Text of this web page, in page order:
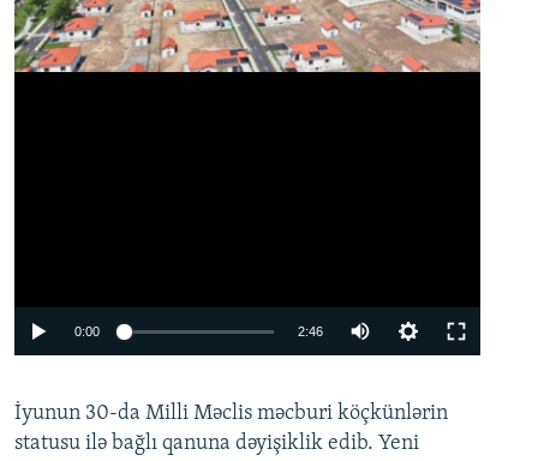
0:00 2:46
360p
480p
İyunun 30-da Milli Məclis məcburi köçkünlərin
statusu ilə bağlı qanuna dəyişiklik edib. Yeni